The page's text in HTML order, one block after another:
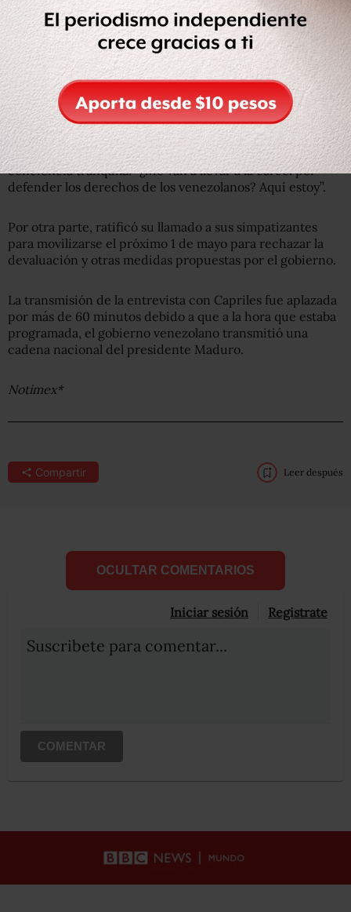
Capriles, quien según los resultados oficiales perdió ante
Maduro por menos de dos puntos porcentuales, exige al
CNE la ampliación de la auditoría del 46 por ciento de las
mesas que no fueron certificadas, reportó Globovisión.
Sobre la intención de Maduro de juzgarlo y detenerlo
como responsable de las muertes registradas la semana
pasada luego de las elecciones, Capriles reiteró tener la
conciencia tranquila: “¿Me van a llevar a la cárcel por
defender los derechos de los venezolanos? Aquí estoy”.
Por otra parte, ratificó su llamado a sus simpatizantes
para movilizarse el próximo 1 de mayo para rechazar la
devaluación y otras medidas propuestas por el gobierno.
La transmisión de la entrevista con Capriles fue aplazada
por más de 60 minutos debido a que a la hora que estaba
programada, el gobierno venezolano transmitió una
cadena nacional del presidente Maduro.
Notimex*
Compartir Leer después
OCULTAR COMENTARIOS
Iniciar sesión Registrate
Suscribete para comentar...
COMENTAR